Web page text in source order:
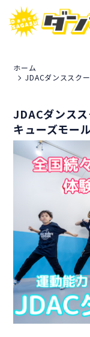
ホーム
JDACダンススク
JDACダンス
キューズモー